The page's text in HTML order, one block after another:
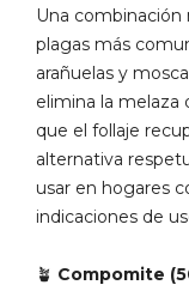
Una combinación
plagas más
arañuelas y
elimina la melaza
que el follaje
alternativa
usar en hogares
indicaciones de
🪴 Compomite